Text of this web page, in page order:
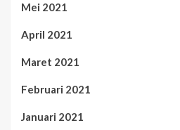
Mei 2021
April 2021
Maret 2021
Februari 2021
Januari 2021